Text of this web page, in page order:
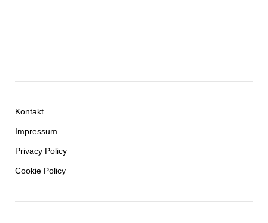
Kontakt
Impressum
Privacy Policy
Cookie Policy